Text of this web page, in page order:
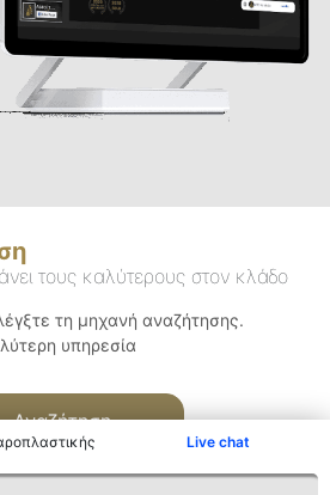
Live chat
τους καλύτερους στον κλάδο
τη μηχανή αναζήτησης.
υπηρεσία
Αναζήτηση